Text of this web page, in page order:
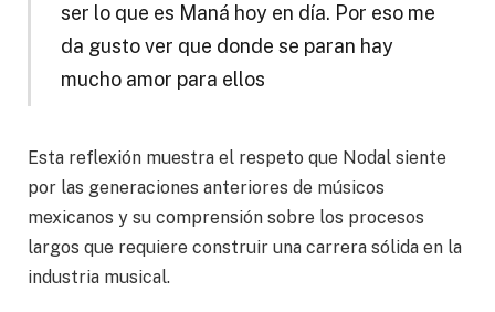
ser lo que es Maná hoy en día. Por eso me
da gusto ver que donde se paran hay
mucho amor para ellos
Esta reflexión muestra el respeto que Nodal siente
por las generaciones anteriores de músicos
mexicanos y su comprensión sobre los procesos
largos que requiere construir una carrera sólida en la
industria musical.